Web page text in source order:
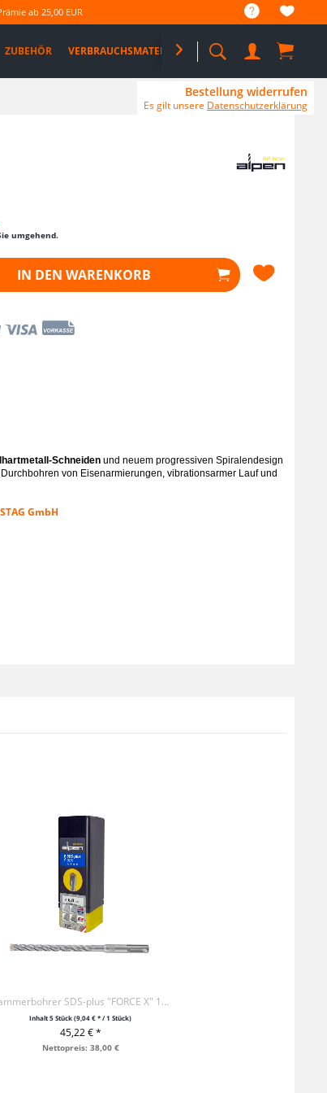
ab 25,00 EUR
ZUBEHÖR VERBRAUCHSMATERIAL %SALE% PRO DEALS

umgehend.
IN DEN WARENKORB
Schneidenund neuem progressiven Spiralendesign
von Eisenarmierungen, vibrationsarmer Lauf und
GmbH
Hammerbohrer SDS-plus "FORCE X" 12-100-160 / VE5
Inhalt5 Stück(9,04 € * / 1 Stück)
45,22 € *
+ IN DEN WARENKORB
Nettopreis: 38,00 €
Bestellung widerrufen
Es gilt unsere Datenschutzerklärung